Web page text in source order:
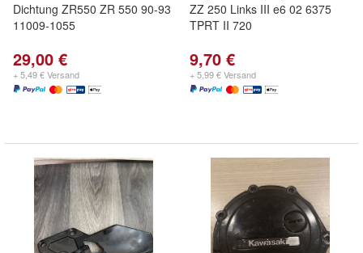
Dichtung ZR550 ZR 550 90-93
11009-1055
29,00 €
+ 5,49 € Versand
ZZ 250 Links III e6 02 6375
TPRT II 720
9,70 €
+ 5,99 € Versand